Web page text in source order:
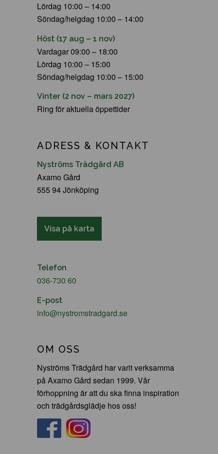
Lördag 10:00 – 14:00
Söndag/helgdag 10:00 – 14:00
Höst (17 aug – 1 nov)
Vardagar 09:00 – 18:00
Lördag 10:00 – 15:00
Söndag/helgdag 10:00 – 15:00
Vinter (2 nov – mars 2027)
Ring för aktuella öppettider
ADRESS & KONTAKT
Nyströms Trädgård AB
Axamo Gård
555 94 Jönköping
Visa på karta
Telefon
036-730 60
E-post
info@nystromstradgard.se
OM OSS
Nyströms Trädgård har varit verksamma
på Axamo Gård sedan 1999. Vår
förhoppning är att du ska finna inspiration
och trädgårdsglädje hos oss!